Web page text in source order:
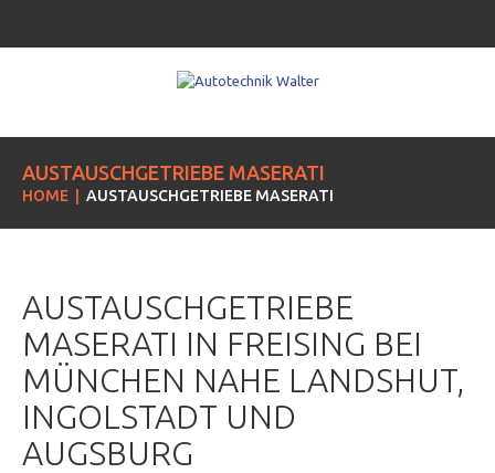
AUSTAUSCHGETRIEBE MASERATI
HOME AUSTAUSCHGETRIEBE MASERATI
AUSTAUSCHGETRIEBE
MASERATI IN FREISING BEI
MÜNCHEN NAHE LANDSHUT,
INGOLSTADT UND
AUGSBURG